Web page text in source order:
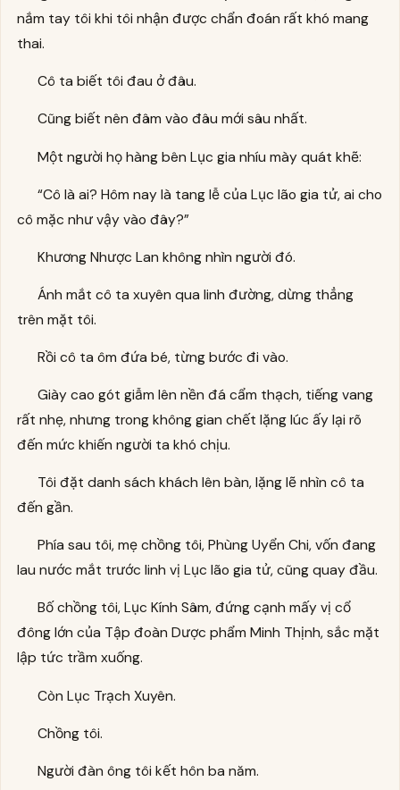
nắm tay tôi khi tôi nhận được chẩn đoán rất khó mang
thai.
Cô ta biết tôi đau ở đâu.
Cũng biết nên đâm vào đâu mới sâu nhất.
Một người họ hàng bên Lục gia nhíu mày quát khẽ:
“Cô là ai? Hôm nay là tang lễ của Lục lão gia tử, ai cho
cô mặc như vậy vào đây?”
Khương Nhược Lan không nhìn người đó.
Ánh mắt cô ta xuyên qua linh đường, dừng thẳng
trên mặt tôi.
Rồi cô ta ôm đứa bé, từng bước đi vào.
Giày cao gót giẫm lên nền đá cẩm thạch, tiếng vang
rất nhẹ, nhưng trong không gian chết lặng lúc ấy lại rõ
đến mức khiến người ta khó chịu.
Tôi đặt danh sách khách lên bàn, lặng lẽ nhìn cô ta
đến gần.
Phía sau tôi, mẹ chồng tôi, Phùng Uyển Chi, vốn đang
lau nước mắt trước linh vị Lục lão gia tử, cũng quay đầu.
Bố chồng tôi, Lục Kính Sâm, đứng cạnh mấy vị cổ
đông lớn của Tập đoàn Dược phẩm Minh Thịnh, sắc mặt
lập tức trầm xuống.
Còn Lục Trạch Xuyên.
Chồng tôi.
Người đàn ông tôi kết hôn ba năm.